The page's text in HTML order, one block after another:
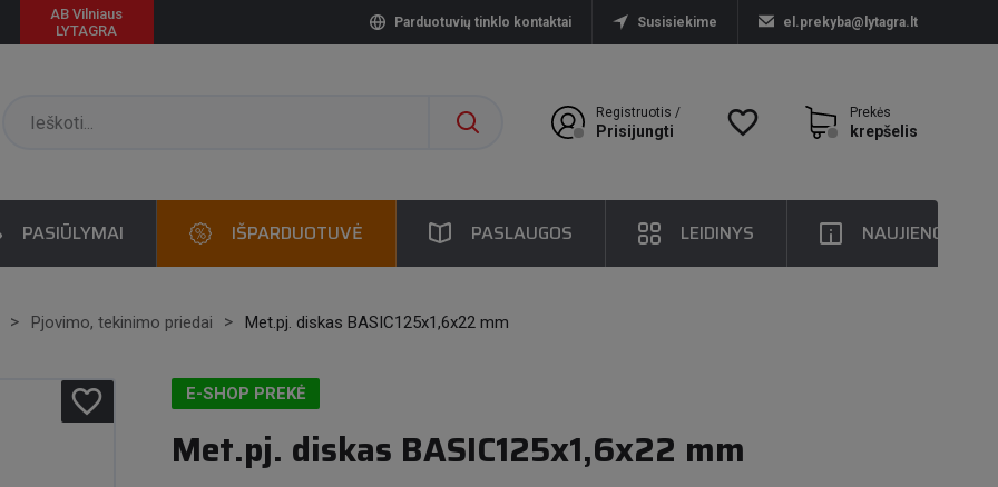
AB Vilniaus
LYTAGRA
Parduotuvių tinklo kontaktai Susisiekime el.prekyba@lytagra.lt
Prekės
krepšelis
favorite_border
Registruotis /
Prisijungti
PASIŪLYMAI IŠPARDUOTUVĖ PASLAUGOS LEIDINYS NAUJIENOS
Pjovimo, tekinimo priedai Met.pj. diskas BASIC125x1,6x22 mm
favorite_border E-SHOP PREKĖ
Met.pj. diskas BASIC125x1,6x22 mm